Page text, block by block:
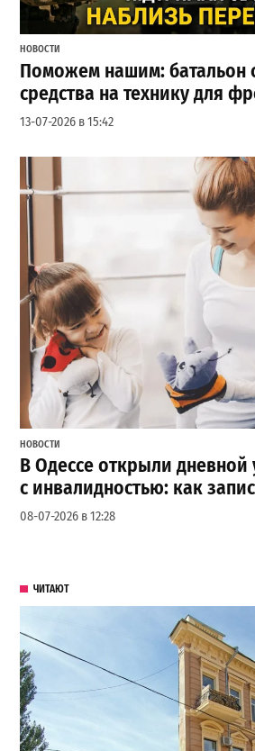
НОВОСТИ
Поможем нашим: батальон
средства на технику для
13-07-2026 в 15:42
НОВОСТИ
В Одессе открыли дневной
с инвалидностью: как
08-07-2026 в 12:28
ЧИТАЮТ